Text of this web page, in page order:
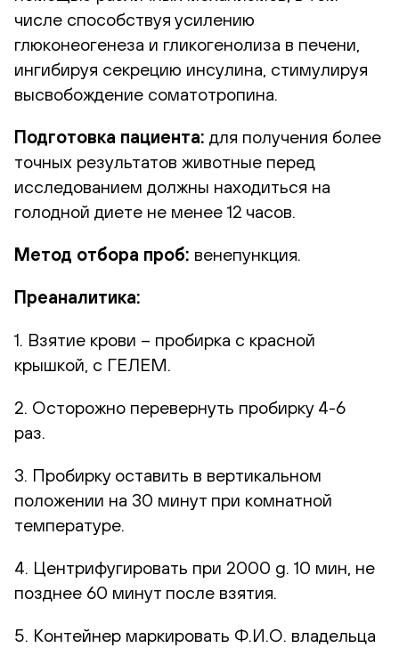
числе способствуя усилению
глюконеогенеза и гликогенолиза в печени,
ингибируя секрецию инсулина, стимулируя
высвобождение соматотропина.
Подготовка пациента: для получения более
точных результатов животные перед
исследованием должны находиться на
голодной диете не менее 12 часов.
Метод отбора проб: венепункция.
Преаналитика:
1. Взятие крови – пробирка с красной
крышкой, с ГЕЛЕМ.
2. Осторожно перевернуть пробирку 4-6
раз.
3. Пробирку оставить в вертикальном
положении на 30 минут при комнатной
температуре.
4. Центрифугировать при 2000 g. 10 мин, не
позднее 60 минут после взятия.
5. Контейнер маркировать Ф.И.О. владельца